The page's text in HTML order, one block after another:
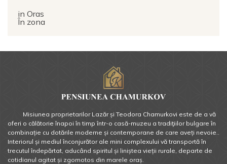
in Oras
În zona
Misiunea proprietarilor Lazăr și Teodora Chamurkovi este de a vă
oferi o călătorie înapoi în timp într-o casă-muzeu a tradiţiilor bulgare în
combinație cu dotările moderne și contemporane de care aveți nevoie..
Interiorul și mediul înconjurător ale mini complexului vă transportă în
trecutul îndepărtat, aducând spiritul și liniștea vieții rurale, departe de
cotidianul agitat și zgomotos din marele oraș.